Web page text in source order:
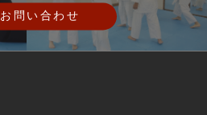
お問い合わせ